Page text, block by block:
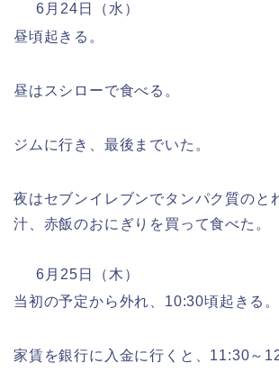
6月24日（水）
昼頃起きる。
昼はスシローで食べる。
ジムに行き、最後までいた。
夜はセブンイレブンでタンパク質のと
汁、赤飯のおにぎりを買って食べた。
6月25日（木）
当初の予定から外れ、10:30頃起きる。
家賃を銀行に入金に行くと、11:30～